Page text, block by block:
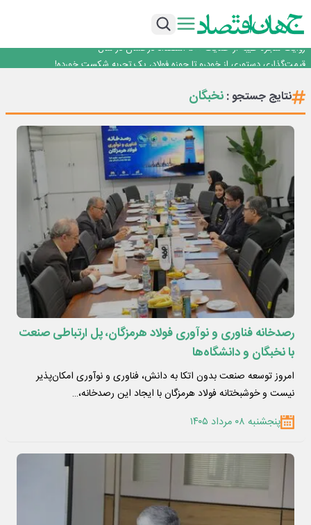
خارجی
تأکید امام جمعه جاجرم بر ارتقای سواد رسانه‌ای و مطالبه‌گری خبرنگاران
قیمت‌گذاری دستوری از خودرو تا حوزه فولاد، یک تجربه شکست خورده!
کنترل و ماژول وایرلس بومی‌سازی شده جرثقیل‌های فولاد هرمزگان، جایگزین نمونه
خارجی
روزنامه ۱۹ مرداد
تأکید امام جمعه جاجرم بر ارتقای سواد رسانه‌ای و مطالبه‌گری خبرنگاران
نتایج جستجو :نخبگان
رصدخانه فناوری و نوآوری فولاد هرمزگان، پل ارتباطی صنعت
با نخبگان و دانشگاه‌ها
امروز توسعه صنعت بدون اتکا به دانش، فناوری و نوآوری امکان‌پذیر
نیست و خوشبختانه فولاد هرمزگان با ایجاد این رصدخانه،…
پنجشنبه ۰۸ مرداد ۱۴۰۵